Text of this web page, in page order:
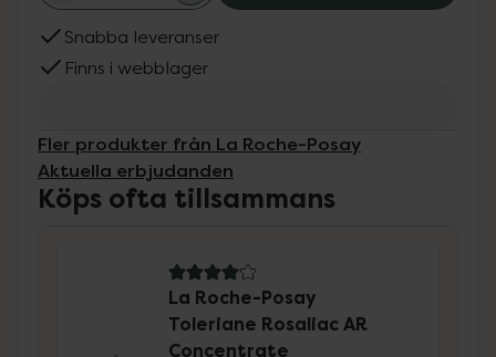
Snabba leveranser
Finns i webblager
Fler produkter från La Roche-Posay
Aktuella erbjudanden
Köps ofta tillsammans
4.1 av 5 i omdöme
La Roche-Posay
Toleriane Rosaliac AR
Concentrate